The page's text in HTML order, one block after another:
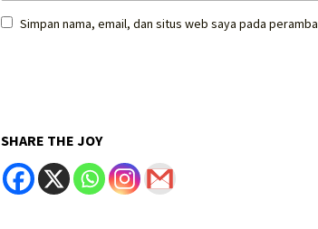
Simpan nama, email, dan situs web saya pada
SHARE THE JOY